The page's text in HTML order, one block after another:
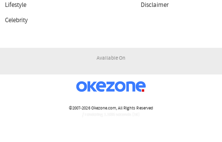
Lifestyle
Celebrity
Disclaimer
Available On
©2007-2026Okezone.com, All Rights Reserved